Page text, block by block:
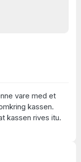
vare med et
kassen.
kassen rives itu.